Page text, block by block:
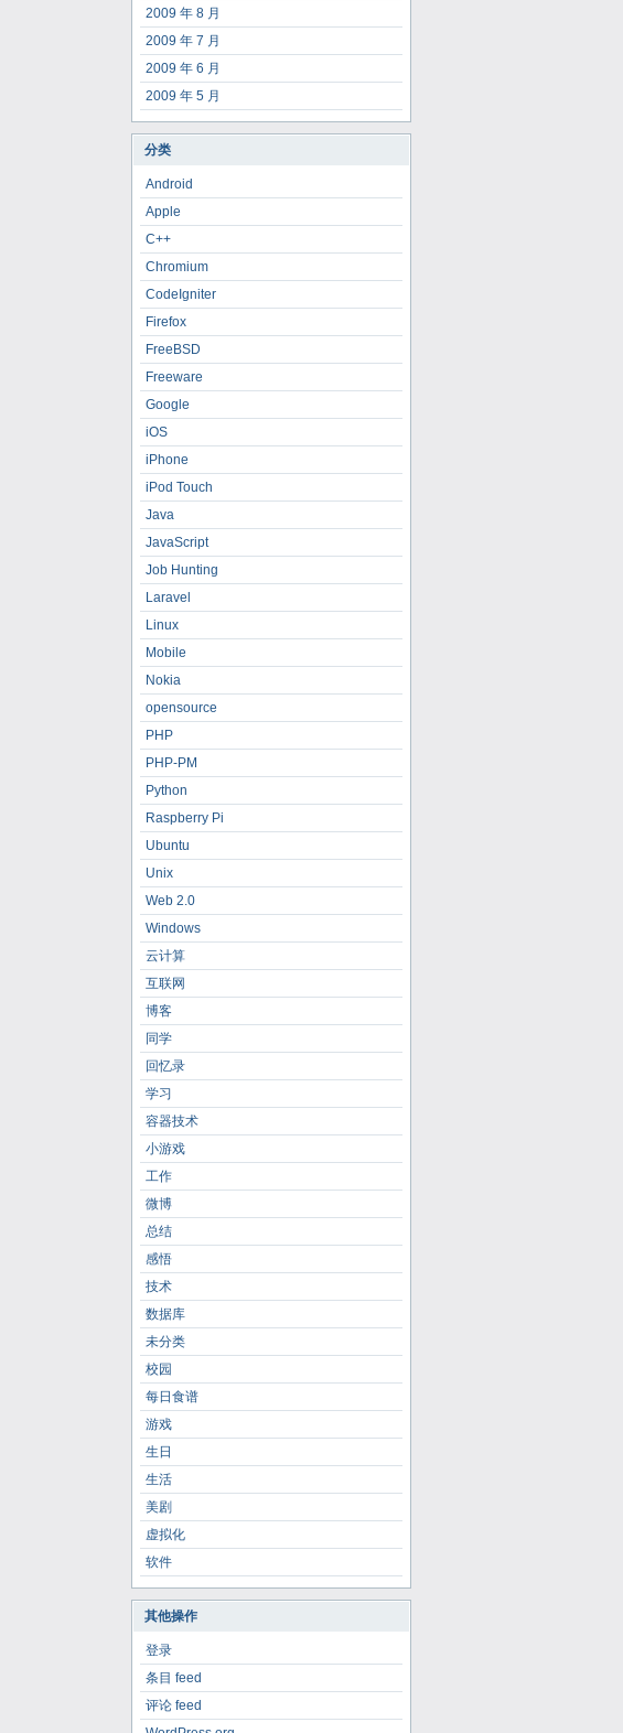
2009 年 8 月
2009 年 7 月
2009 年 6 月
2009 年 5 月
分类
Android
Apple
C++
Chromium
CodeIgniter
Firefox
FreeBSD
Freeware
Google
iOS
iPhone
iPod Touch
Java
JavaScript
Job Hunting
Laravel
Linux
Mobile
Nokia
opensource
PHP
PHP-PM
Python
Raspberry Pi
Ubuntu
Unix
Web 2.0
Windows
云计算
互联网
博客
同学
回忆录
学习
容器技术
小游戏
工作
微博
总结
感悟
技术
数据库
未分类
校园
每日食谱
游戏
生日
生活
美剧
虚拟化
软件
其他操作
登录
条目 feed
评论 feed